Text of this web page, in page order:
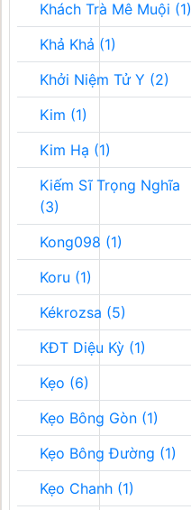
Khách Trà Mê Muội (1)
Khả Khả (1)
Khởi Niệm Tử Y (2)
Kim (1)
Kim Hạ (1)
Kiếm Sĩ Trọng Nghĩa
(3)
Kong098 (1)
Koru (1)
Kékrozsa (5)
KĐT Diệu Kỳ (1)
Kẹo (6)
Kẹo Bông Gòn (1)
Kẹo Bông Đường (1)
Kẹo Chanh (1)